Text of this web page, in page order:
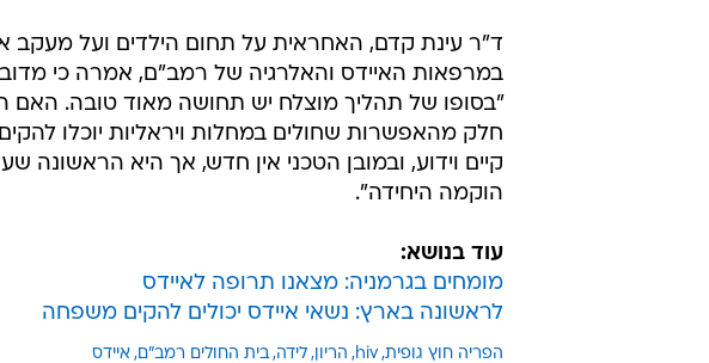
במרפאות האיידס והאלרגיה של רמב"ם, אמרה כי
"בסופו של תהליך מוצלח יש תחושה מאוד טובה. האם
חלק מהאפשרות שחולים במחלות ויראליות יוכלו
קיים וידוע, ובמובן הטכני אין חדש, אך היא הראשונה
הוקמה היחידה".
עוד בנושא:
מומחים בגרמניה: מצאנו תרופה לאיידס
לראשונה בארץ: נשאי איידס יכולים להקים משפחה
הפריה חוץ גופית hiv הריון לידה בית החולים רמב"ם איידס